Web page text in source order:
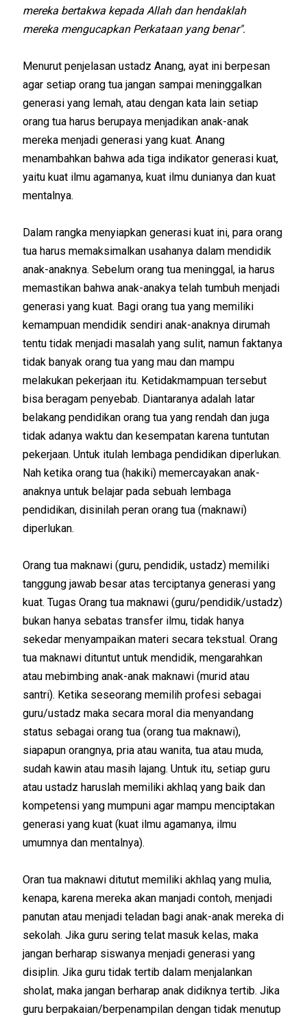
mereka bertakwa kepada Allah dan hendaklah
mereka mengucapkan Perkataan yang benar".
Menurut penjelasan ustadz Anang, ayat ini berpesan
agar setiap orang tua jangan sampai meninggalkan
generasi yang lemah, atau dengan kata lain setiap
orang tua harus berupaya menjadikan anak-anak
mereka menjadi generasi yang kuat. Anang
menambahkan bahwa ada tiga indikator generasi kuat,
yaitu kuat ilmu agamanya, kuat ilmu dunianya dan kuat
mentalnya.
Dalam rangka menyiapkan generasi kuat ini, para orang
tua harus memaksimalkan usahanya dalam mendidik
anak-anaknya. Sebelum orang tua meninggal, ia harus
memastikan bahwa anak-anakya telah tumbuh menjadi
generasi yang kuat. Bagi orang tua yang memiliki
kemampuan mendidik sendiri anak-anaknya dirumah
tentu tidak menjadi masalah yang sulit, namun faktanya
tidak banyak orang tua yang mau dan mampu
melakukan pekerjaan itu. Ketidakmampuan tersebut
bisa beragam penyebab. Diantaranya adalah latar
belakang pendidikan orang tua yang rendah dan juga
tidak adanya waktu dan kesempatan karena tuntutan
pekerjaan. Untuk itulah lembaga pendidikan diperlukan.
Nah ketika orang tua (hakiki) memercayakan anak-
anaknya untuk belajar pada sebuah lembaga
pendidikan, disinilah peran orang tua (maknawi)
diperlukan.
Orang tua maknawi (guru, pendidik, ustadz) memiliki
tanggung jawab besar atas terciptanya generasi yang
kuat. Tugas Orang tua maknawi (guru/pendidik/ustadz)
bukan hanya sebatas transfer ilmu, tidak hanya
sekedar menyampaikan materi secara tekstual. Orang
tua maknawi dituntut untuk mendidik, mengarahkan
atau mebimbing anak-anak maknawi (murid atau
santri). Ketika seseorang memilih profesi sebagai
guru/ustadz maka secara moral dia menyandang
status sebagai orang tua (orang tua maknawi),
siapapun orangnya, pria atau wanita, tua atau muda,
sudah kawin atau masih lajang. Untuk itu, setiap guru
atau ustadz haruslah memiliki akhlaq yang baik dan
kompetensi yang mumpuni agar mampu menciptakan
generasi yang kuat (kuat ilmu agamanya, ilmu
umumnya dan mentalnya).
Oran tua maknawi ditutut memiliki akhlaq yang mulia,
kenapa, karena mereka akan manjadi contoh, menjadi
panutan atau menjadi teladan bagi anak-anak mereka di
sekolah. Jika guru sering telat masuk kelas, maka
jangan berharap siswanya menjadi generasi yang
disiplin. Jika guru tidak tertib dalam menjalankan
sholat, maka jangan berharap anak didiknya tertib. Jika
guru berpakaian/berpenampilan dengan tidak menutup